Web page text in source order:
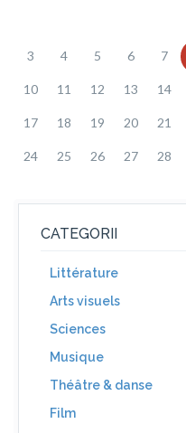
3 4 5 6 7
10 11 12 13 14
17 18 19 20 21
24 25 26 27 28
CATEGORII
Littérature
Arts visuels
Sciences
Musique
Théâtre & danse
Film